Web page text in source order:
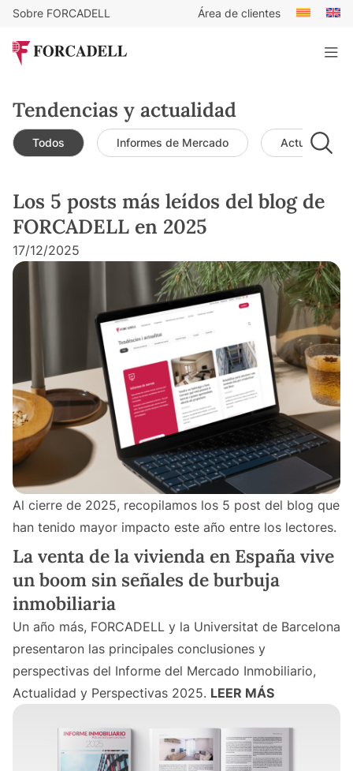
Sobre FORCADELL Área de clientes
Tendencias y actualidad
Todos Informes de Mercado Actualidad
Los 5 posts más leídos del blog de
FORCADELL en 2025
17/12/2025
Al cierre de 2025, recopilamos los 5 post del blog que
han tenido mayor impacto este año entre los lectores.
La venta de la vivienda en España vive
un boom sin señales de burbuja
inmobiliaria
Un año más, FORCADELL y la Universitat de Barcelona
presentaron las principales conclusiones y
perspectivas del Informe del Mercado Inmobiliario,
Actualidad y Perspectivas 2025. LEER MÁS